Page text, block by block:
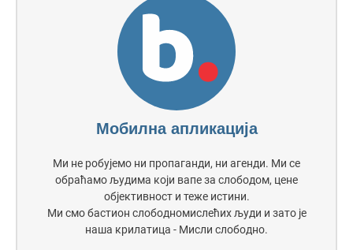
Мобилна апликација
Ми не робујемо ни пропаганди, ни агенди. Ми се
обраћамо људима који вапе за слободом, цене
објективност и теже истини.
Ми смо бастион слободномислећих људи и зато је
наша крилатица - Мисли слободно.